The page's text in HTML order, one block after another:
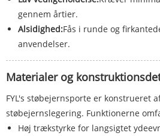
gennem årtier.
Alsidighed:Fås i runde og
anvendelser.
Materialer og
FYL's støbejernsporte er konstrueret
støbejernslegering. Funktionerne
Høj trækstyrke for langsigtet